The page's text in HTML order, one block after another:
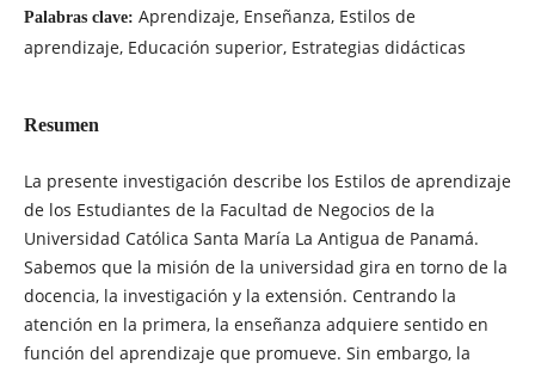
Palabras clave: Aprendizaje, Enseñanza, Estilos de
aprendizaje, Educación superior, Estrategias didácticas
Resumen
La presente investigación describe los Estilos de aprendizaje
de los Estudiantes de la Facultad de Negocios de la
Universidad Católica Santa María La Antigua de Panamá.
Sabemos que la misión de la universidad gira en torno de la
docencia, la investigación y la extensión. Centrando la
atención en la primera, la enseñanza adquiere sentido en
función del aprendizaje que promueve. Sin embargo, la